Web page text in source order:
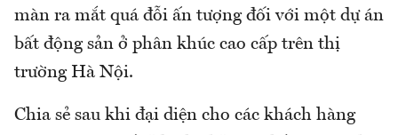
màn ra mắt quá đỗi ấn tượng đối với một dự án
bất động sản ở phân khúc cao cấp trên thị
trường Hà Nội.
Chia sẻ sau khi đại diện cho các khách hàng